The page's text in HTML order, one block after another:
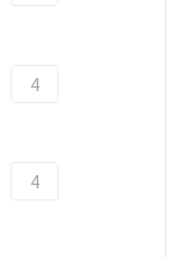
4
4